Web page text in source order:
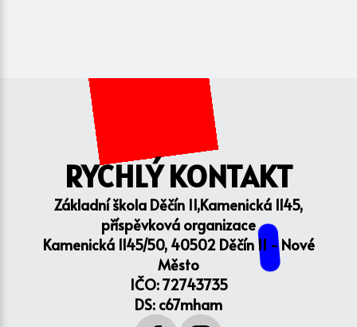
RYCHLÝ KONTAKT
Základní škola Děčín II,Kamenická 1145,
příspěvková organizace
Kamenická 1145/50, 40502 Děčín II - Nové
Město
IČO: 72743735
DS: c67mham